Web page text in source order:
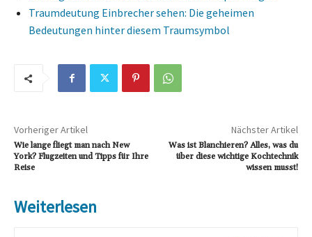
Traumdeutung Einbrecher sehen: Die geheimen
Bedeutungen hinter diesem Traumsymbol
Vorheriger Artikel
Wie lange fliegt man nach New
York? Flugzeiten und Tipps für Ihre
Reise
Nächster Artikel
Was ist Blanchieren? Alles, was du
über diese wichtige Kochtechnik
wissen musst!
Weiterlesen